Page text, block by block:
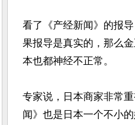
看了《产经新闻》的报
果报导是真实的，那么
本也都神经不正常。
专家说，日本商家非常
闻》也是日本一个不小